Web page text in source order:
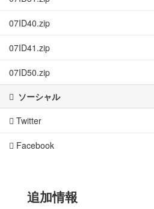
07ID40.zip
07ID41.zip
07ID50.zip
ソーシャル
Twitter
Facebook
追加情報